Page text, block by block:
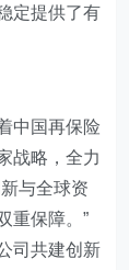
定提供了有
中国再保险
战略，全力
与全球资
重保障。”
司共建创新